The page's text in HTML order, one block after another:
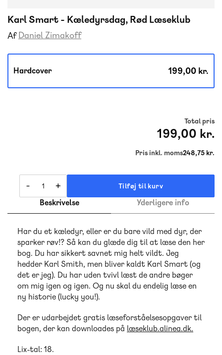
Karl Smart - Kæledyrsdag, Rød Læseklub
Af Daniel Zimakoff
Hardcover 199,00 kr.
Total pris
199,00 kr.
Pris inkl. moms248,75 kr.
- + Tilføj til kurv
Beskrivelse Yderligere info
Har du et kæledyr, eller er du bare vild med dyr, der
sparker røv!? Så kan du glæde dig til at læse den her
bog. Du har sikkert savnet mig helt vildt. Jeg
hedder Karl Smith, men bliver kaldt Karl Smart (og
det er jeg). Du har uden tvivl læst de andre bøger
om mig igen og igen. Og nu skal du endelig læse en
ny historie (lucky you!).
Der er udarbejdet gratis læseforståelsesopgaver til
bogen, der kan downloades på læseklub.alinea.dk.
Lix-tal: 18.